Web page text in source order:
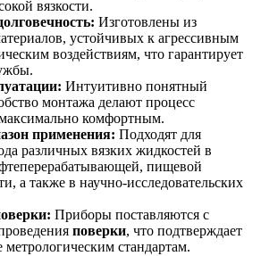
вязкости.
Изготовлены из
устойчивых к агрессивным
воздействиям, что гарантирует
Интуитивно понятный
монтажа делают процесс
комфортным.
применения: Подходят для
различных вязких жидкостей в
пищевой
а также в научно-исследовательских
Приборы поставляются с
поверки, что подтверждает
метрологическим стандартам.